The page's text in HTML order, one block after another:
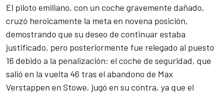
El piloto emiliano, con un coche gravemente dañado,
cruzó heroicamente la meta en novena posición,
demostrando que su deseo de continuar estaba
justificado, pero posteriormente fue relegado al puesto
16 debido a la penalización: el coche de seguridad, que
salió en la vuelta 46 tras el abandono de Max
Verstappen en Stowe, jugó en su contra, ya que el